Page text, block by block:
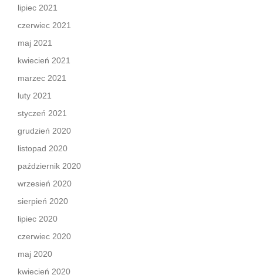
lipiec 2021
czerwiec 2021
maj 2021
kwiecień 2021
marzec 2021
luty 2021
styczeń 2021
grudzień 2020
listopad 2020
październik 2020
wrzesień 2020
sierpień 2020
lipiec 2020
czerwiec 2020
maj 2020
kwiecień 2020